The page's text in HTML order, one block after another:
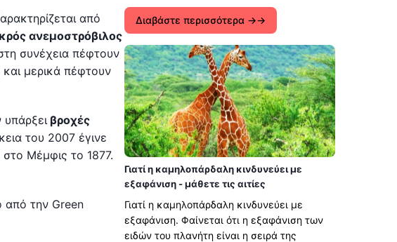
από
ανεμοστρόβιλος
συνέχεια πέφτουν
μερικά πέφτουν
βροχές
του 2007 έγινε
Μέμφις το 1877.
από την Green
Διαβάστε περισσότερα →
Γιατί η καμηλοπάρδαλη κινδυνεύει με
εξαφάνιση - μάθετε τις αιτίες
Γιατί η καμηλοπάρδαλη κινδυνεύει με
εξαφάνιση. Φαίνεται ότι η εξαφάνιση των
ειδών του πλανήτη είναι η σειρά της